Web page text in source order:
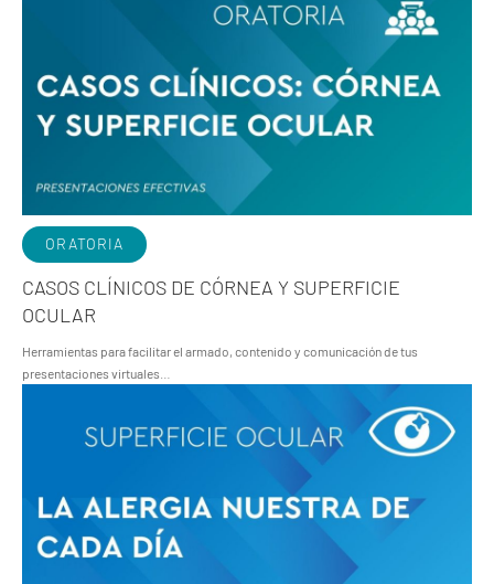
ORATORIA
CASOS CLÍNICOS DE CÓRNEA Y SUPERFICIE
OCULAR
Herramientas para facilitar el armado, contenido y comunicación de tus
presentaciones virtuales…